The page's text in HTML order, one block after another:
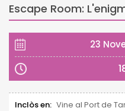
Escape Room:
23
Inclòs en: Vine al Port de